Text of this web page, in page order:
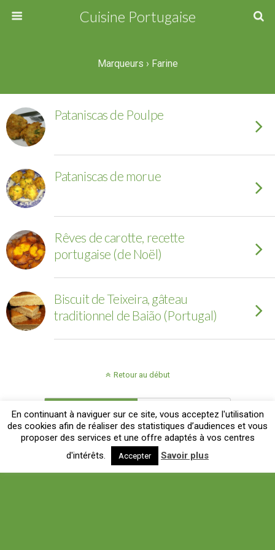
Cuisine Portugaise
Marqueurs › Farine
Pataniscas de Poulpe
Pataniscas de morue
Rêves de carotte, recette
portugaise (de Noël)
Biscuit de Teixeira, gâteau
traditionnel de Baião (Portugal)
Retour au début
En continuant à naviguer sur ce site, vous acceptez l'utilisation
des cookies afin de réaliser des statistiques d’audiences et vous
proposer des services et une offre adaptés à vos centres
d'intérêts.
Accepter Savoir plus